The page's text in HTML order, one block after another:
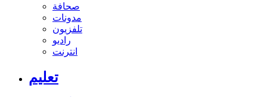
صحافة
مدونات
تلفزيون
راديو
انترنت
تعليم